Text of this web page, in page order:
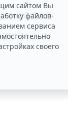
сайтом Вы
файлов-
сервиса
своего